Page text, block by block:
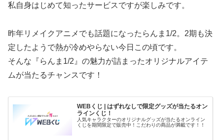
私自身はじめて知ったサービスですが楽しみです。
昨年リメイクアニメでも話題になったらんま1/2。2期も決
定したようで熱が冷めやらない今日この頃です。
そんな『らんま1/2』の魅力が詰まったオリジナルアイテ
ムが当たるチャンスです！
WEBくじ | はずれなしで限定グッズが当たるオン
ラインくじ！
人気キャラクターのオリジナルグッズが当たるオンライン
くじを期間限定で販売中！こだわりの商品が満載です！！